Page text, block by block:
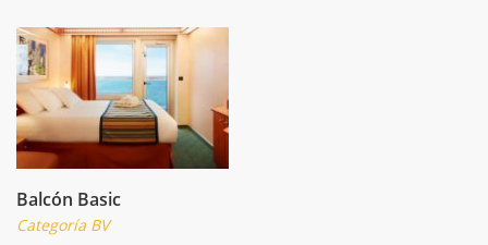
Balcón Basic
Categoría BV